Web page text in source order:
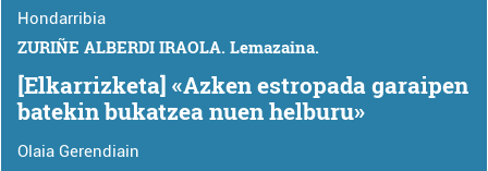
Hondarribia
ZURIÑE ALBERDI IRAOLA. Lemazaina.
[Elkarrizketa] «Azken estropada garaipen
batekin bukatzea nuen helburu»
Olaia Gerendiain